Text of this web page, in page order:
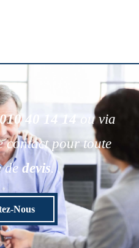
40 14 14
ou via
contact pour toute
de devis.
Nous